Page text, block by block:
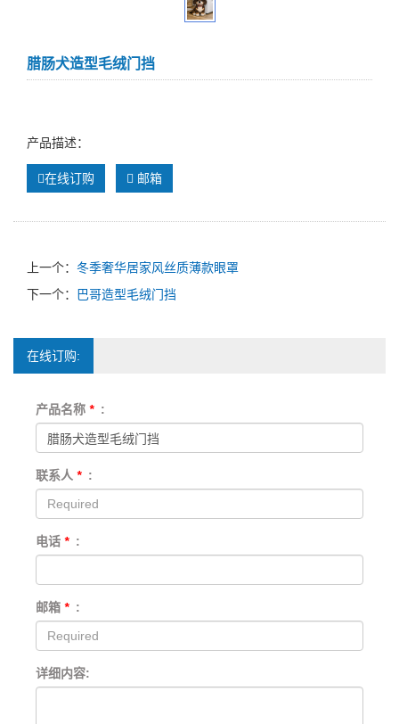
腊肠犬造型毛绒门挡
产品描述：
在线订购 邮箱
上一个： 冬季奢华居家风丝质薄款眼罩
下一个：
巴哥造型毛绒门挡
在线订购:
产品名称 * :
联系人 * :
电话 * :
邮箱 * :
详细内容: